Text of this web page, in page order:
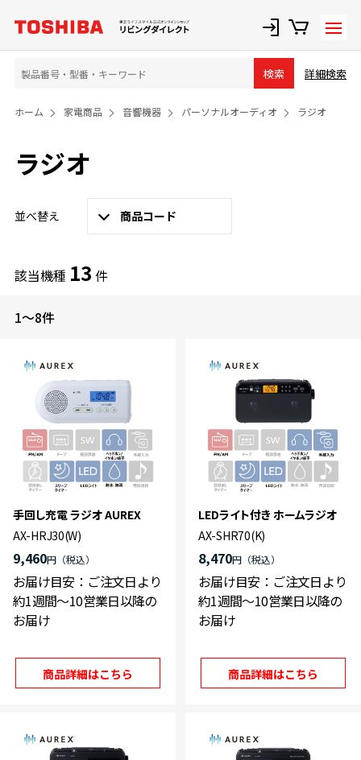
検索 詳細検索
ホーム 家電商品 音響機器 パーソナルオーディオ ラジオ
ラジオ
並べ替え 商品コード
該当機種 13 件
1～8件
手回し充電 ラジオ AUREX
AX-HRJ30(W)
9,460円
お届け目安：ご注文日より
約1週間～10営業日以降の
お届け
商品詳細はこちら
LEDライト付き ホームラジオ
AX-SHR70(K)
8,470円
お届け目安：ご注文日より
約1週間～10営業日以降の
お届け
商品詳細はこちら